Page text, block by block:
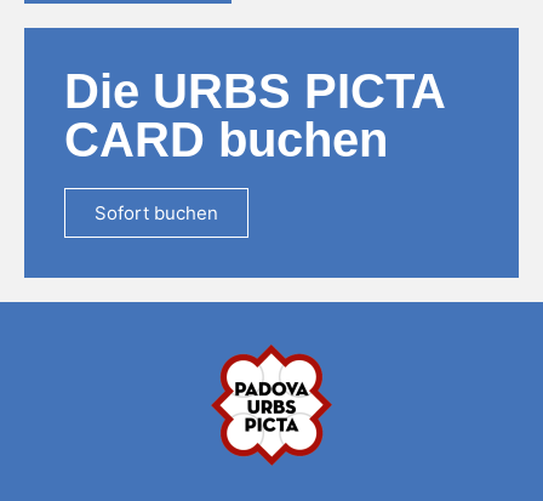
Die URBS PICTA
CARD buchen
Sofort buchen